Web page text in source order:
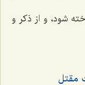
شود، و از ذکر و
مقتل